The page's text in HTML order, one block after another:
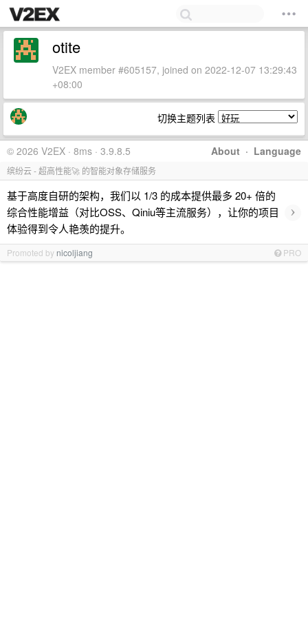
otite
V2EX member #605157, joined on 2022-12-07 13:29:43
+08:00
切换主题列表
About · Language
© 2026 V2EX · 8ms · 3.9.8.5
缤纷云 - 超高性能🚀 的智能对象存储服务
基于高度自研的架构，我们以 1/3 的成本提供最多 20+ 倍的
综合性能增益（对比OSS、Qiniu等主流服务），让你的项目
体验得到令人艳羡的提升。
›
Promoted by nicoljiang PRO